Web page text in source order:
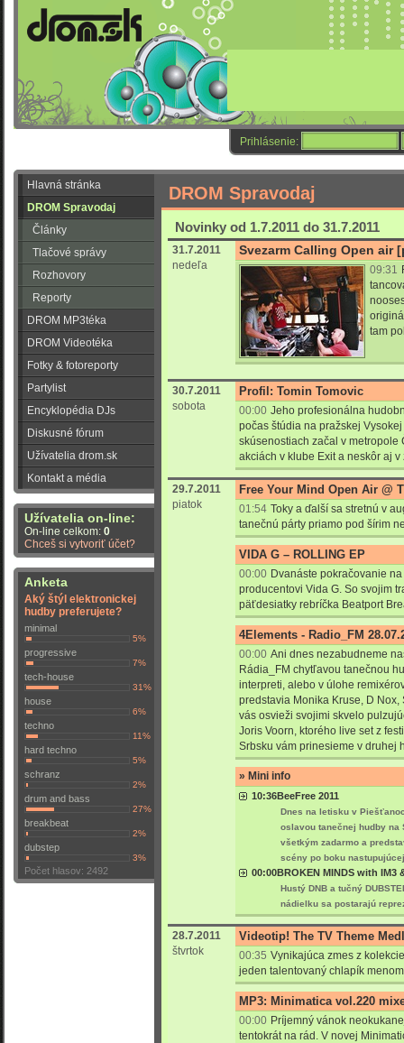
Prihlásenie:
Hlavná stránka
DROM Spravodaj
Články
Tlačové správy
Rozhovory
Reporty
DROM MP3téka
DROM Videotéka
Fotky & fotoreporty
Partylist
Encyklopédia DJs
Diskusné fórum
Užívatelia drom.sk
Kontakt a média
Užívatelia on-line:
On-line celkom: 0
Chceš si vytvoriť účet?
Anketa
Aký štýl elektronickej
hudby preferujete?
minimal
5%
progressive
7%
tech-house
31%
house
6%
techno
11%
hard techno
5%
schranz
2%
drum and bass
27%
breakbeat
2%
dubstep
3%
Počet hlasov: 2492
DROM Spravodaj
Novinky od 1.7.2011 do 31.7.2011
31.7.2011
nedeľa
Svezarm Calling Open air
09:31
tam
30.7.2011
sobota
Profil: Tomin Tomovic
00:00 Jeho profesionálna
počas štúdia na pražskej
skúsenostiach začal v
akciách v klube Exit a neskôr aj
29.7.2011
piatok
Free Your Mind Open Air @
01:54 Toky a ďalší sa stretnú v
tanečnú párty priamo pod šírim
VIDA G – ROLLING EP
00:00 Dvanáste pokračovanie
producentovi Vida G. So svojim
päťdesiatky rebríčka Beatport
4Elements - Radio_FM
00:00 Ani dnes nezabudneme
Rádia_FM chytľavou tanečnou
interpreti, alebo v úlohe
predstavia Monika Kruse, D
vás osvieži svojimi skvelo
Joris Voorn, ktorého live set z
Srbsku vám prinesieme v druhej
» Mini info
10:36BeeFree 2011
Dnes na letisku v
oslavou tanečnej hudby na
všetkým zadarmo a
scény po boku
00:00BROKEN MINDS with IM3
Hustý DNB a tučný
nádielku sa postarajú
28.7.2011
štvrtok
Videotip! The TV Theme
00:35 Vynikajúca zmes z
jeden talentovaný chlapík
MP3: Minimatica vol.220
00:00 Príjemný vánok
tentokrát na rád. V novej